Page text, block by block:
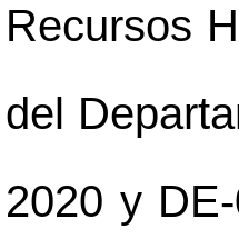
Recursos
del
2020 y